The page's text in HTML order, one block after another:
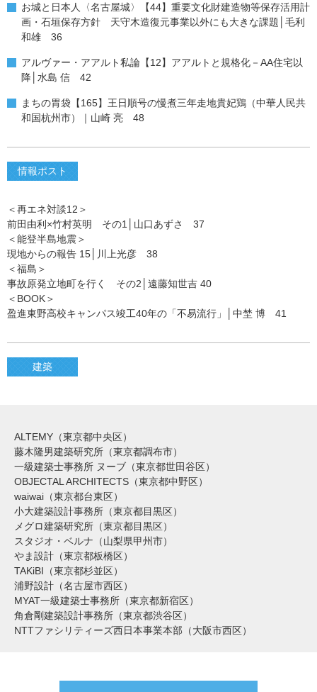
お城と日本人〈名古屋城〉【44】重要文化財建造物等保存活用計
画・石垣保存方針 天守木造復元事業以外にも大きな課題│毛利
和雄 36
アルヴァー・アアルト私論【12】アアルトと規格化－AA住宅以
降│水島 信 42
まちの胃袋【165】王日順号の慢煮三年走地貴妃鶏（中華人民共
和国杭州市）｜山崎 亮 48
情報ポスト
＜再エネ対談12＞
前田由利×竹村英明 その1│山口あずさ 37
＜能登半島地震＞
現地からの報告 15│川上光彦 38
＜福島＞
事故原発立地町を行く その2│遠藤知世吉 40
＜BOOK＞
盈進東野高校キャンパス竣工40年の「不易流行」│中埜 博 41
建築
ALTEMY（東京都中央区）
藤木隆男建築研究所（東京都調布市）
一級建築士事務所 ヌーブ（東京都世田谷区）
OBJECTAL ARCHITECTS（東京都中野区）
waiwai（東京都台東区）
小大建築設計事務所（東京都目黒区）
メグロ建築研究所（東京都目黒区）
スタジオ・ベルナ（山梨県甲州市）
やま設計（東京都板橋区）
TAKiBI（東京都杉並区）
浦野設計（名古屋市西区）
MYAT一級建築士事務所（東京都新宿区）
角倉剛建築設計事務所（東京都渋谷区）
NTTファシリティーズ西日本事業本部（大阪市西区）